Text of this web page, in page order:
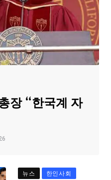
장 “한국계 자
뉴스 한인사회